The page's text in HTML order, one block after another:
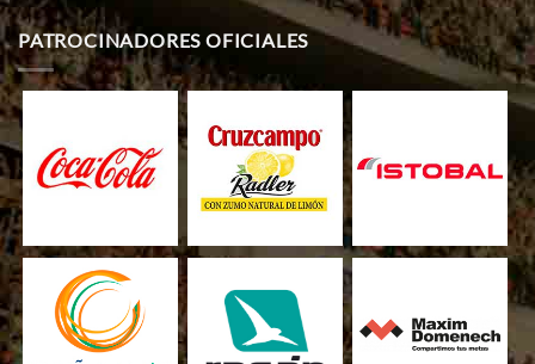
PATROCINADORES OFICIALES